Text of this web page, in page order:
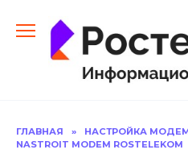
содержанию
ГЛАВНАЯ » НАСТРОЙКА
NASTROIT MODEM ROSTELEKOM